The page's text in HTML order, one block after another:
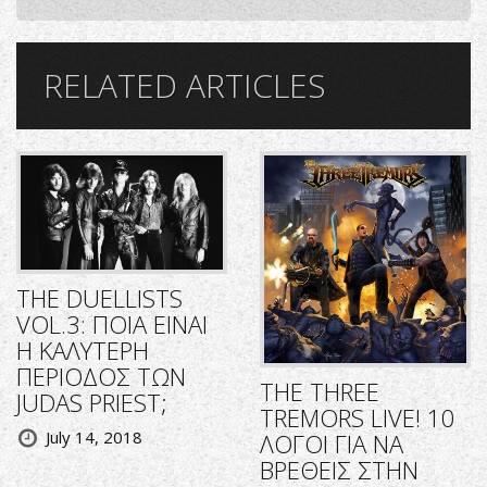
RELATED ARTICLES
THE DUELLISTS
VOL.3: ΠΟΙΑ ΕΙΝΑΙ
Η ΚΑΛΥΤΕΡΗ
ΠΕΡΙΟΔΟΣ ΤΩΝ
JUDAS PRIEST;
July 14, 2018
THE THREE
TREMORS LIVE! 10
ΛΟΓΟΙ ΓΙΑ ΝΑ
ΒΡΕΘΕΙΣ ΣΤΗΝ